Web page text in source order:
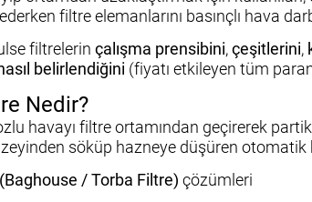
filtre elemanlarını basınçlı hava
filtrelerin çalışma prensibini,çeşitlerini,
belirlendiğini (fiyatı etkileyen tüm
Nedir?
havayı filtre ortamından geçirerek
söküp hazneye düşüren
/ Torba Filtre) çözümleri